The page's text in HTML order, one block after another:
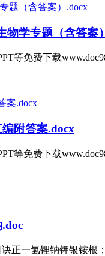
物学专题（含答案
等免费下载
附答案.docx
等免费下载
正一氢锂钠钾银铵